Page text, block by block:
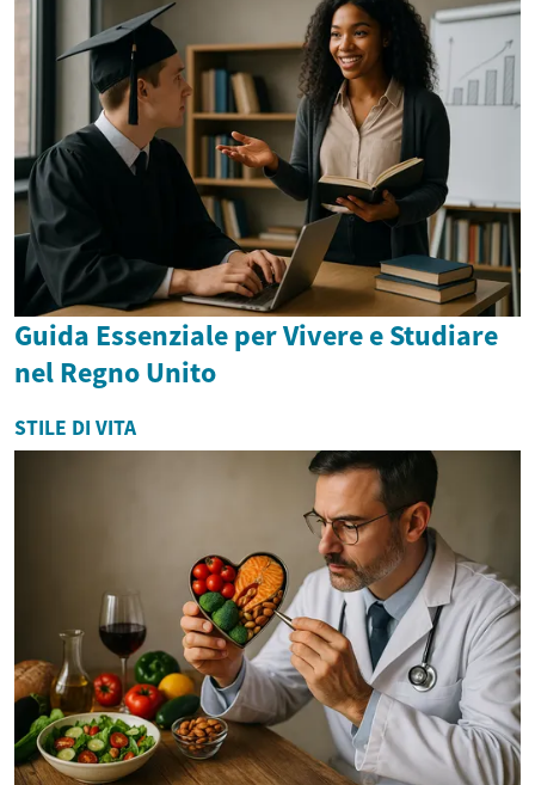
Guida Essenziale per Vivere e Studiare
nel Regno Unito
STILE DI VITA